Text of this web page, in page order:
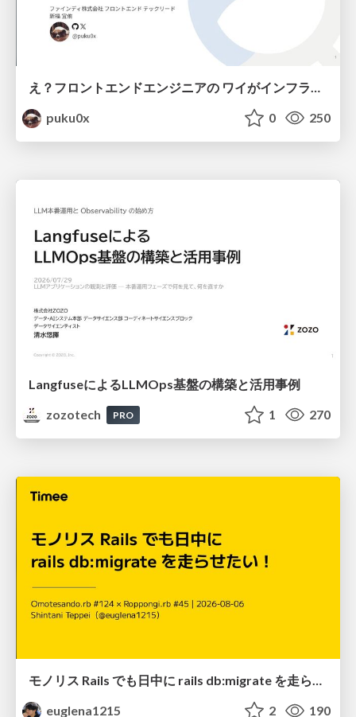
え？フロントエンドエンジニアの ワイがインフラも！？
puku0x
0 250
LangfuseによるLLMOps基盤の構築と活用事例
zozotech
PRO 1 270
モノリス Rails でも日中に rails db:migrate を走らせたい！ / Daytime rails db:migrate on Monolithic Rails!
euglena1215
2 190